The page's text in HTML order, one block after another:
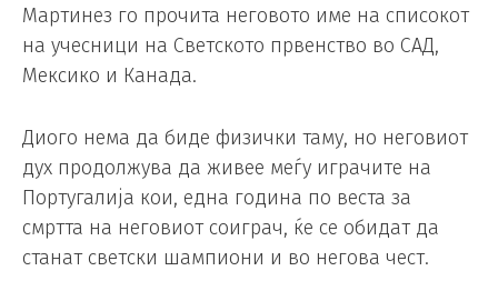
Мартинез го прочита неговото име на списокот
на учесници на Светското првенство во САД,
Мексико и Канада.
Диого нема да биде физички таму, но неговиот
дух продолжува да живее меѓу играчите на
Португалија кои, една година по веста за
смртта на неговиот соиграч, ќе се обидат да
станат светски шампиони и во негова чест.